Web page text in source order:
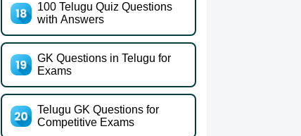
100 Telugu Quiz Questions
with Answers
GK Questions in Telugu for
Exams
Telugu GK Questions for
Competitive Exams